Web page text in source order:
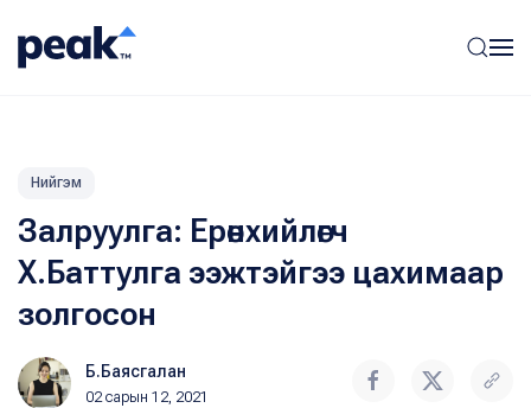
Нийгэм
Залруулга: Ерөнхийлөгч
Х.Баттулга ээжтэйгээ цахимаар
золгосон
Б.Баясгалан
02 сарын 12, 2021